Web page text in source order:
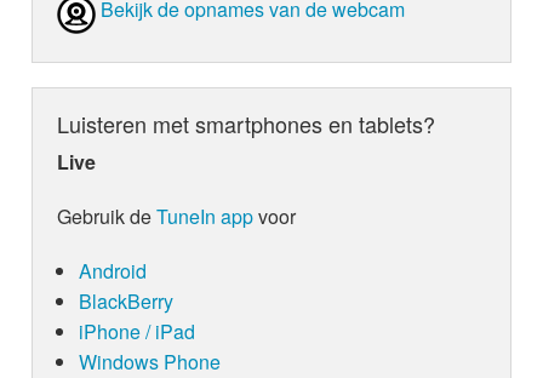
Bekijk de opnames van de webcam
Luisteren met smartphones en tablets?
Live
Gebruik deTuneIn appvoor
Android
BlackBerry
iPhone / iPad
Windows Phone